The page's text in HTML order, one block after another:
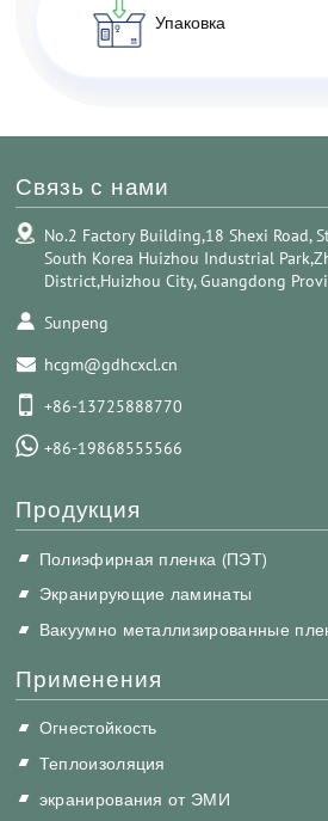
Упаковка
Связь с нами
No.2 Factory Building,18 Shexi Road,
South Korea Huizhou Industrial
District,Huizhou City, Guangdong
Sunpeng
hcgm@gdhcxcl.cn
+86-13725888770
+86-19868555566
Продукция
Полиэфирная пленка (ПЭТ)
Экранирующие ламинаты
Вакуумно металлизированные
Применения
Огнестойкость
Теплоизоляция
экранирования от ЭМИ